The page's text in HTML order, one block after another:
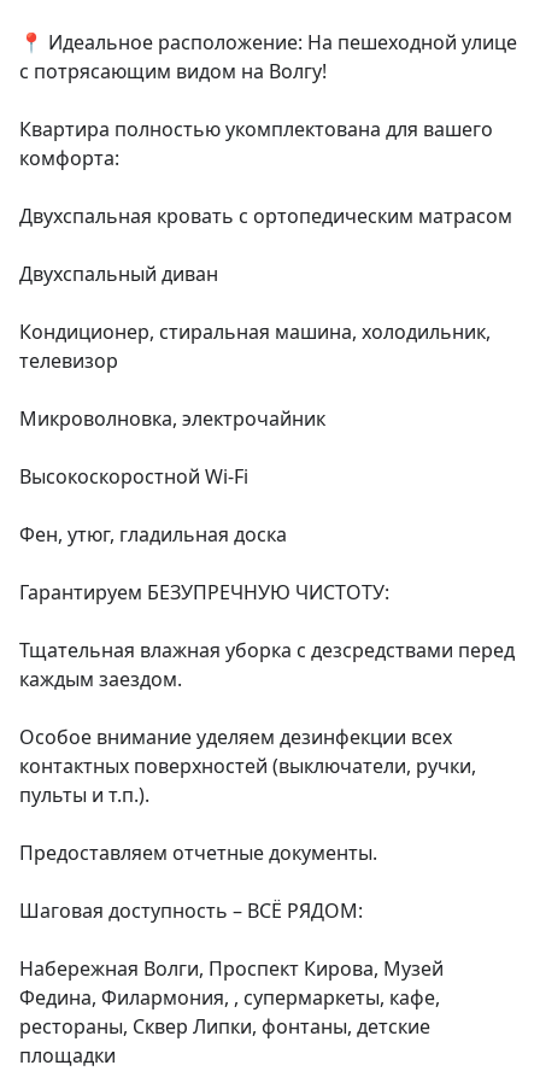
📍 Идеальное расположение: На пешеходной улице
с потрясающим видом на Волгу!
Квартира полностью укомплектована для вашего
комфорта:
Двухспальная кровать с ортопедическим матрасом
Двухспальный диван
Кондиционер, стиральная машина, холодильник,
телевизор
Микроволновка, электрочайник
Высокоскоростной Wi-Fi
Фен, утюг, гладильная доска
Гарантируем БЕЗУПРЕЧНУЮ ЧИСТОТУ:
Тщательная влажная уборка с дезсредствами перед
каждым заездом.
Особое внимание уделяем дезинфекции всех
контактных поверхностей (выключатели, ручки,
пульты и т.п.).
Предоставляем отчетные документы.
Шаговая доступность – ВСЁ РЯДОМ:
Набережная Волги, Проспект Кирова, Музей
Федина, Филармония, , супермаркеты, кафе,
рестораны, Сквер Липки, фонтаны, детские
площадки